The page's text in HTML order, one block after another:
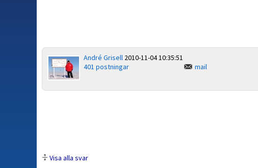
André Grisell 2010-11-04 10:35:51
401 postningar
mail
Visa alla svar